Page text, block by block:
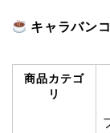
キャラバン
商品カテゴ
リ